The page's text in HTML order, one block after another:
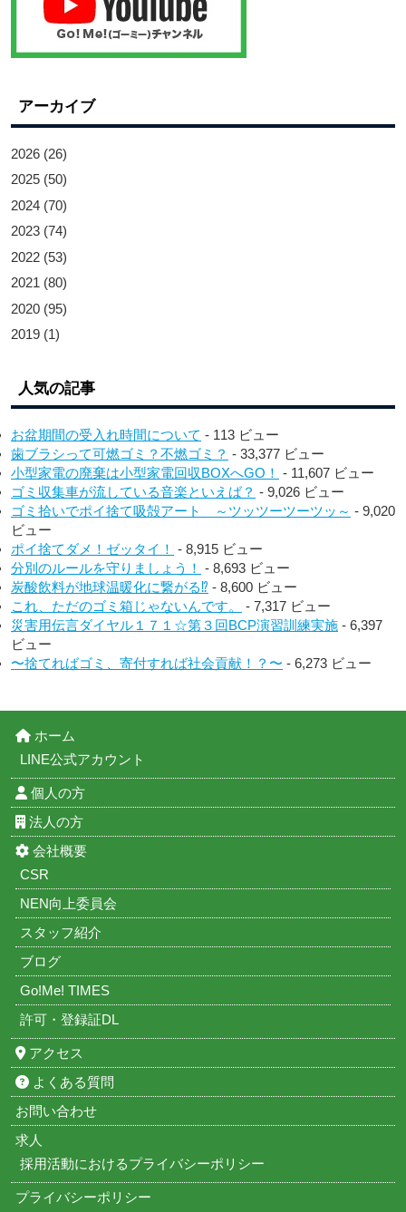
アーカイブ
2026 (26)
2025 (50)
2024 (70)
2023 (74)
2022 (53)
2021 (80)
2020 (95)
2019 (1)
人気の記事
お盆期間の受入れ時間について - 113 ビュー
歯ブラシって可燃ゴミ？不燃ゴミ？ - 33,377 ビュー
小型家電の廃棄は小型家電回収BOXへGO！ - 11,607 ビュー
ゴミ収集車が流している音楽といえば？ - 9,026 ビュー
ゴミ拾いでポイ捨て吸殻アート ～ツッツーツーツッ～ - 9,020
ビュー
ポイ捨てダメ！ゼッタイ！ - 8,915 ビュー
分別のルールを守りましょう！ - 8,693 ビュー
炭酸飲料が地球温暖化に繋がる⁉︎ - 8,600 ビュー
これ、ただのゴミ箱じゃないんです。
- 7,317 ビュー
災害用伝言ダイヤル１７１☆第３回BCP演習訓練実施 - 6,397
ビュー
〜捨てればゴミ、寄付すれば社会貢献！？〜 - 6,273 ビュー
ホーム
LINE公式アカウント
個人の方
法人の方
会社概要
CSR
NEN向上委員会
スタッフ紹介
ブログ
Go!Me! TIMES
許可・登録証DL
アクセス
よくある質問
お問い合わせ
求人
採用活動におけるプライバシーポリシー
プライバシーポリシー